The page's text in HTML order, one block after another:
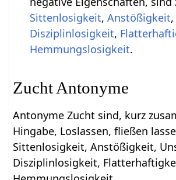
Sittenlosigkeit, Anstößigkeit,
Disziplinlosigkeit,
Hemmungslosigkeit.
Zucht Antonyme
Antonyme Zucht sind, kurz
Hingabe, Loslassen, fließen
Sittenlosigkeit, Anstößigkeit,
Disziplinlosigkeit,